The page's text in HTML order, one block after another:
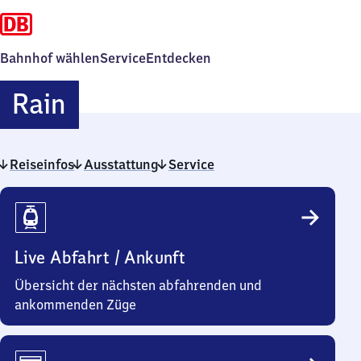
Bahnhof wählenServiceEntdecken
RainRain
Reiseinfos Ausstattung Service
Reiseinfos
Live Abfahrt / Ankunft
Übersicht der nächsten abfahrenden und
ankommenden Züge